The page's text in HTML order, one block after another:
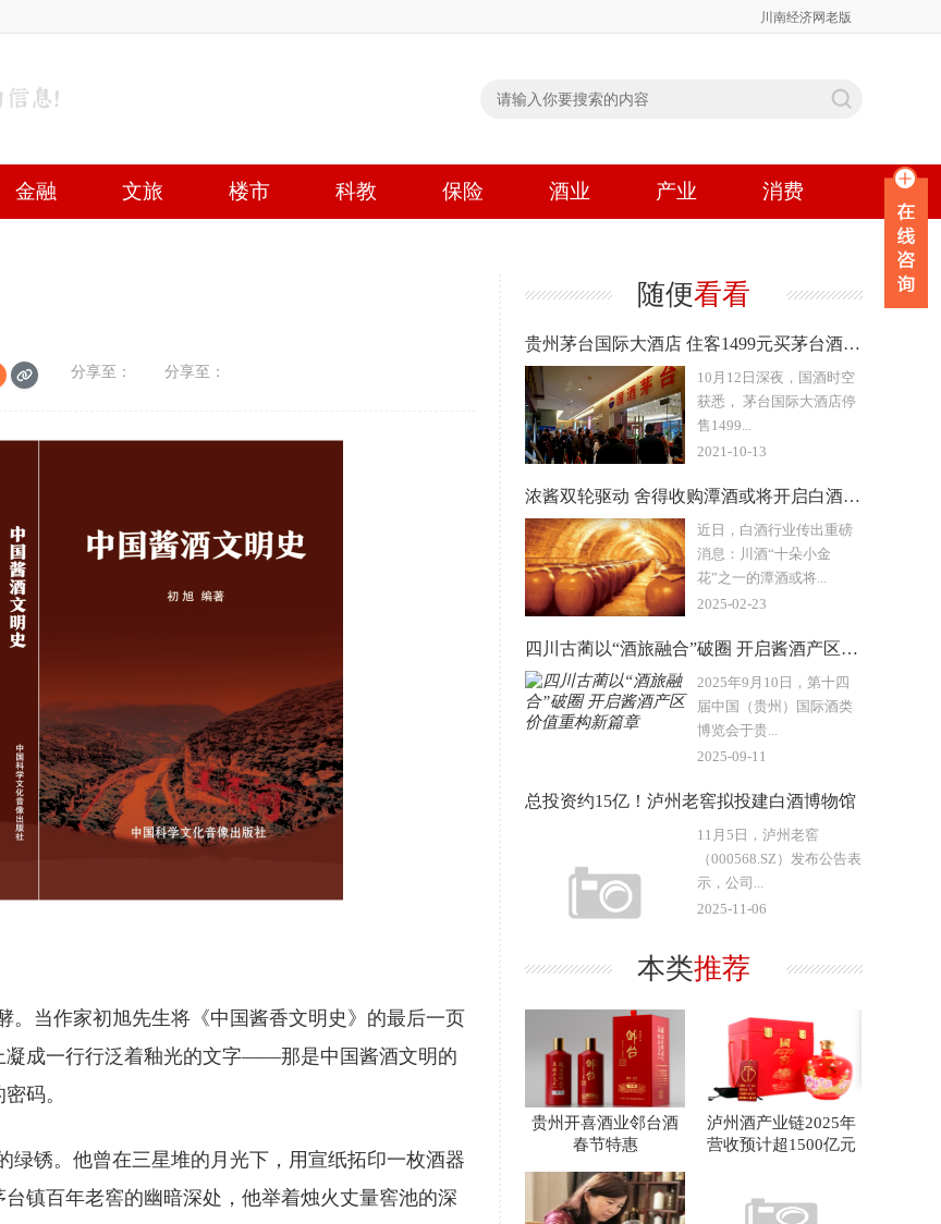
川南经济网老版
金融 文旅 楼市 科教 保险 酒业 产业 消费
分享至： 分享至：
当作家初旭先生将《中国酱香文明史》的最后一页
凝成一行行泛着釉光的文字——那是中国酱酒文明的
码。
锈。他曾在三星堆的月光下，用宣纸拓印一枚酒器
镇百年老窖的幽暗深处，他举着烛火丈量窖池的深
随便看看
贵州茅台国际大酒店 住客1499元买茅台酒活动被取消
10月12日深夜，国酒时空
获悉， 茅台国际大酒店停
售1499...
2021-10-13
浓酱双轮驱动 舍得收购潭酒或将开启白酒行业新格局
近日，白酒行业传出重磅
消息：川酒“十朵小金
花”之一的潭酒或将...
2025-02-23
四川古蔺以“酒旅融合”破圈 开启酱酒产区价值重构新篇章
2025年9月10日，第十四
届中国（贵州）国际酒类
博览会于贵...
2025-09-11
总投资约15亿！泸州老窖拟投建白酒博物馆
11月5日，泸州老窖
（000568.SZ）发布公告表
示，公司...
2025-11-06
本类推荐
贵州开喜酒业邻台酒
春节特惠
泸州酒产业链2025年
营收预计超1500亿元